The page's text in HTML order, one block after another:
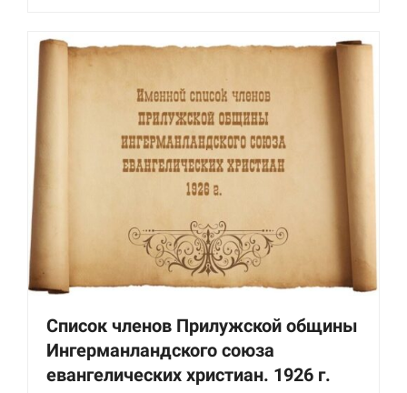
Список членов Прилужской общины
Ингерманландского союза
евангелических христиан. 1926 г.